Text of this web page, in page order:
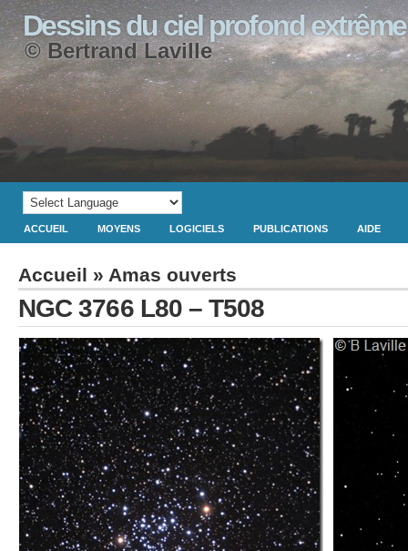
Dessins du ciel profond extrême
© Bertrand Laville
ACCUEIL MOYENS LOGICIELS PUBLICATIONS AIDE
Accueil » Amas ouverts
NGC 3766 L80 – T508